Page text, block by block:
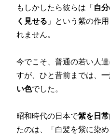
もしかしたら彼らは「 自
く見せる 」という紫の作
れません。
今でこそ、普通の若い人
すが、ひと昔前までは、
い色でした。
昭和時代の日本で紫を日
たのは、「白髪を紫に染